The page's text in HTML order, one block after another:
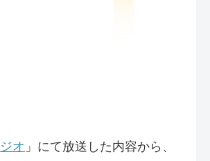
オ 」にて放送した内容から、